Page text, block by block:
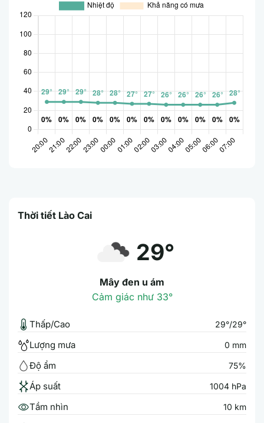
Thời tiết Lào Cai
29°
Mây đen u ám
Cảm giác như 33°
Thấp/Cao 29°/29°
Lượng mưa 0 mm
Độ ẩm 75%
Áp suất 1004 hPa
Tầm nhìn 10 km